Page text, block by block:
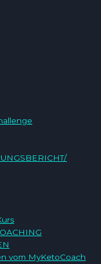
vom MyKetoCoach